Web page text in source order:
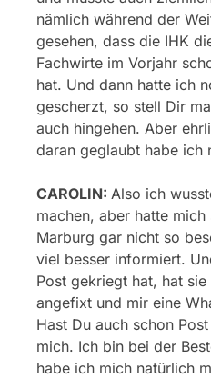
nämlich während der
gesehen, dass die IHK
Fachwirte im Vorjahr
hat. Und dann hatte ich
gescherzt, so stell Dir
auch hingehen. Aber
daran geglaubt habe ich
CAROLIN: Also ich
machen, aber hatte
Marburg gar nicht so
viel besser informiert.
Post gekriegt hat, hat
angefixt und mir eine
Hast Du auch schon
mich. Ich bin bei der
habe ich mich natürlich